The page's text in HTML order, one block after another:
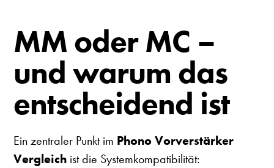
MM oder MC –
und warum das
entscheidend ist
Ein zentraler Punkt im Phono Vorverstärker
Vergleich ist die Systemkompatibilität: